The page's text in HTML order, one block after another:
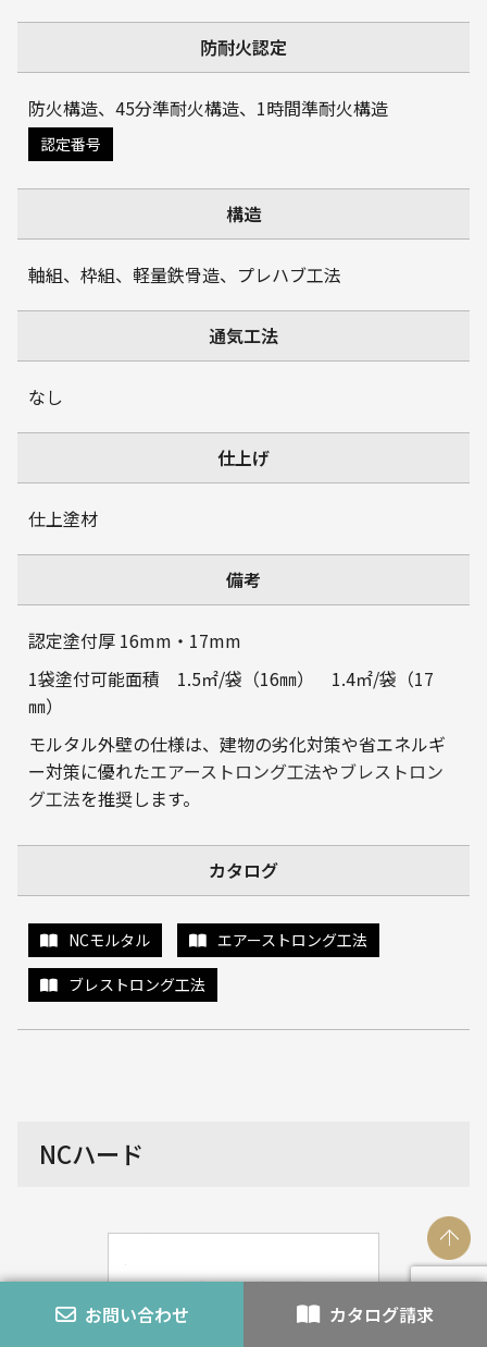
防耐火認定
防火構造、45分準耐火構造、1時間準耐火構造
認定番号
構造
軸組、枠組、軽量鉄骨造、プレハブ工法
通気工法
なし
仕上げ
仕上塗材
備考
認定塗付厚 16mm・17mm
1袋塗付可能面積 1.5㎡/袋（16㎜） 1.4㎡/袋（17
㎜）
モルタル外壁の仕様は、建物の劣化対策や省エネルギ
ー対策に優れたエアーストロング工法やブレストロン
グ工法を推奨します。
カタログ
NCモルタル エアーストロング工法
ブレストロング工法
NCハード
お問い合わせ カタログ請求